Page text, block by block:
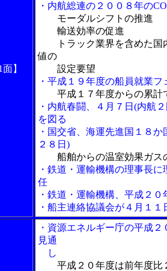
】
・内航総連の２００８年の
モーダルシフトの推進
輸送効率の促進
トラック業界を含めた国
値の
設定要望
・平成１９年度の船員就業
平成１７年度からの累計
・内航春闘、４月７日(内航
を図る
・国交省、海運先進国１８か
２８日)
船舶からの温室効果ガス
・鉄道・運輸機構の理事長
任
・鉄道・運輸機構、平成２
・船主連絡協議会が４月１１
・資源エネルギー庁の平成
見通
し
平成２０年度は前年度比